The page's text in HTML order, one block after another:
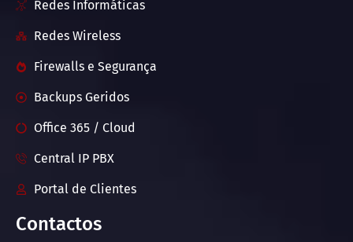
Redes Informáticas
Redes Wireless
Firewalls e Segurança
Backups Geridos
Office 365 / Cloud
Central IP PBX
Portal de Clientes
Contactos